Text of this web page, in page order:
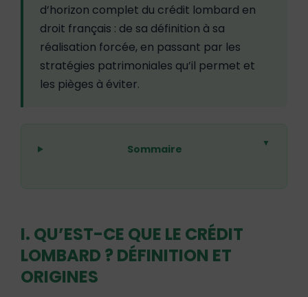
d’horizon complet du crédit lombard en
droit français : de sa définition à sa
réalisation forcée, en passant par les
stratégies patrimoniales qu’il permet et
les pièges à éviter.
Sommaire ▼
I. QU’EST-CE QUE LE CRÉDIT
LOMBARD ? DÉFINITION ET
ORIGINES